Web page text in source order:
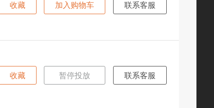
收藏 加入购物车 联系客服
收藏 暂停投放 联系客服